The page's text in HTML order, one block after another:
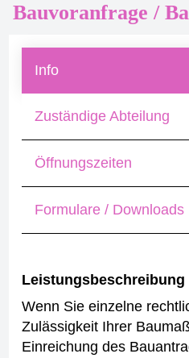
Bauvoranfrage /
Info
Zuständige Abteilung
Öffnungszeiten
Formulare / Downloads
Leistungsbeschreibung
Wenn Sie einzelne
Zulässigkeit Ihrer
Einreichung des